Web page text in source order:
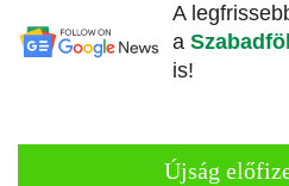
A
a
is!
Újság